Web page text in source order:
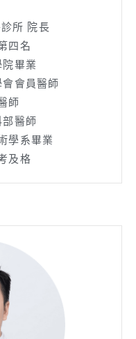
所 院長
四名
畢業
會員醫師
師
醫師
學系畢業
及格